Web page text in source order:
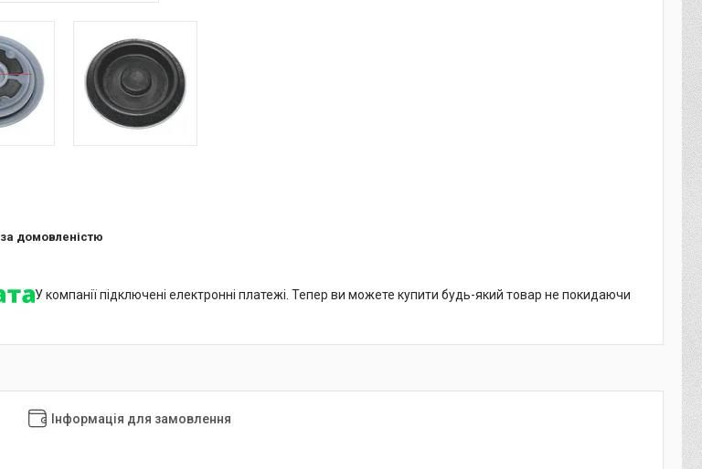
за домовленістю
У компанії підключені електронні платежі. Тепер ви можете купити будь-який товар не покидаючи
Інформація для замовлення